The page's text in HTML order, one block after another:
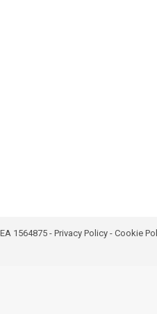
1564875 - Privacy Policy - Cookie